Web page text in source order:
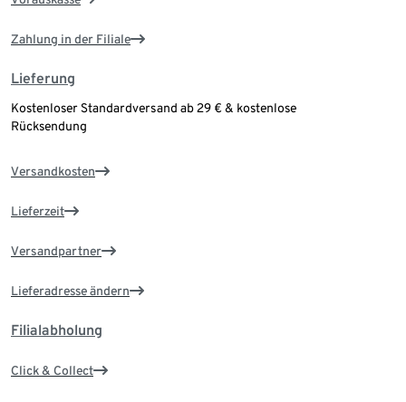
Zahlung in der Filiale
Lieferung
Kostenloser Standardversand ab 29 € & kostenlose
Rücksendung
Versandkosten
Lieferzeit
Versandpartner
Lieferadresse ändern
Filialabholung
Click & Collect